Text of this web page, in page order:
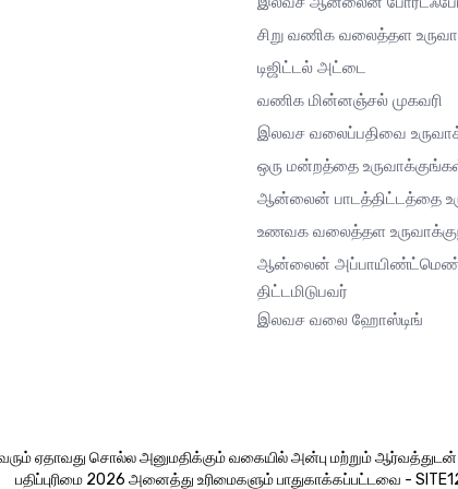
சிறு வணிக வலைத்தள
டிஜிட்டல் அட்டை
வணிக மின்னஞ்சல் முகவரி
இலவச வலைப்பதிவை
ஒரு மன்றத்தை
ஆன்லைன் பாடத்திட்டத்தை
உணவக வலைத்தள
ஆன்லைன்
திட்டமிடுபவர்
இலவச வலை ஹோஸ்டிங்
ஏதாவது சொல்ல அனுமதிக்கும் வகையில் அன்பு மற்றும்
பதிப்புரிமை 2026 அனைத்து உரிமைகளும் பாதுகாக்கப்பட்டவை -